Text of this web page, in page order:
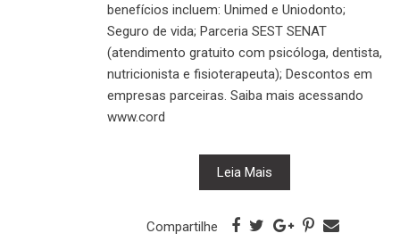
benefícios incluem: Unimed e Uniodonto;
Seguro de vida; Parceria SEST SENAT
(atendimento gratuito com psicóloga, dentista,
nutricionista e fisioterapeuta); Descontos em
empresas parceiras. Saiba mais acessando
www.cord
Leia Mais
Compartilhe